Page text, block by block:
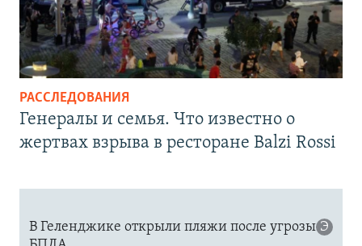
РАССЛЕДОВАНИЯ
Генералы и семья. Что известно о
жертвах взрыва в ресторане Balzi Rossi